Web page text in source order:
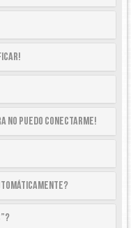
no puedo conectarme!